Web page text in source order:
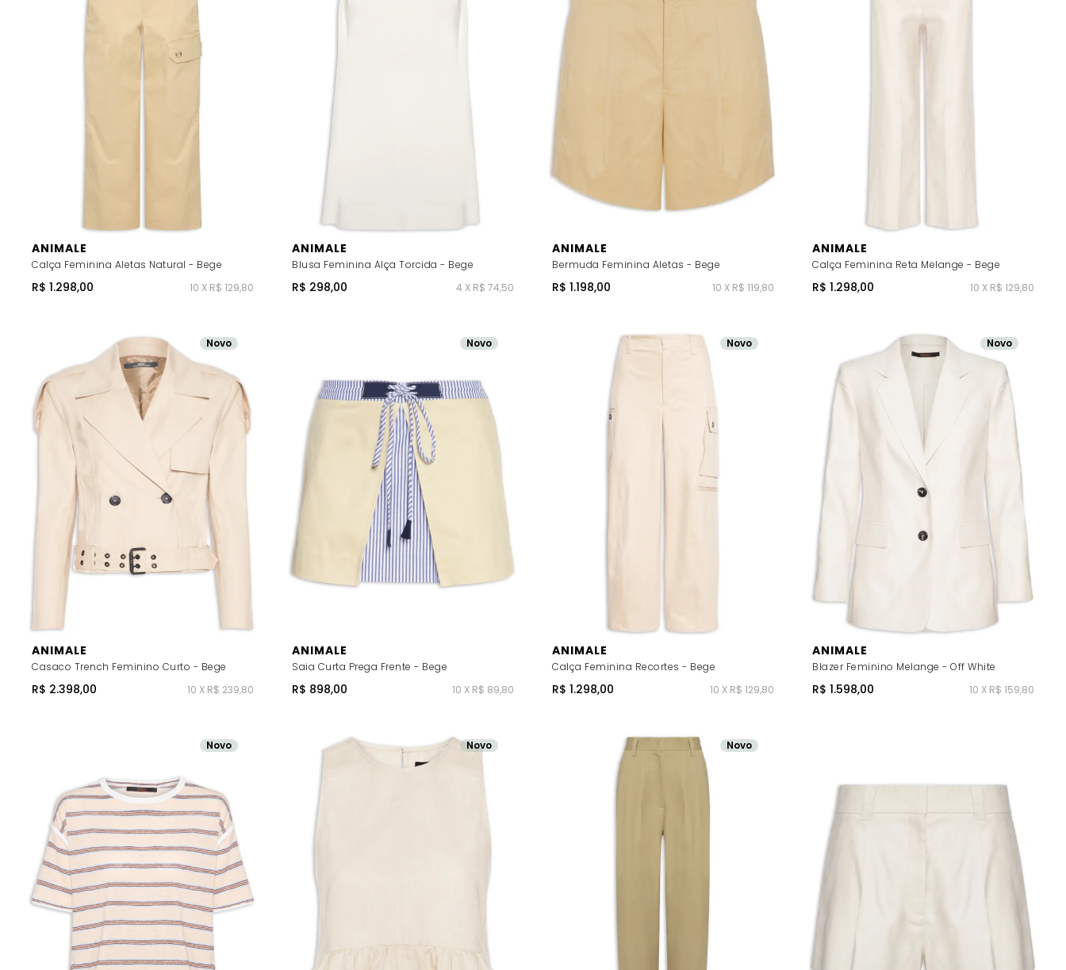
ANIMALE
Calça Feminina Aletas Natural - Bege
R$ 1.298,00 10 X R$ 129,80
ANIMALE
Blusa Feminina Alça Torcida - Bege
R$ 298,00 4 X R$ 74,50
ANIMALE
Bermuda Feminina Aletas - Bege
R$ 1.198,00 10 X R$ 119,80
ANIMALE
Calça Feminina Reta Melange - Bege
R$ 1.298,00 10 X R$ 129,80
ANIMALE
Casaco Trench Feminino Curto - Bege
R$ 2.398,00 10 X R$ 239,80
Novo
ANIMALE
Saia Curta Prega Frente - Bege
R$ 898,00 10 X R$ 89,80
Novo
ANIMALE
Calça Feminina Recortes - Bege
R$ 1.298,00 10 X R$ 129,80
Novo
ANIMALE
Blazer Feminino Melange - Off White
R$ 1.598,00 10 X R$ 159,80
Novo
Novo Novo Novo